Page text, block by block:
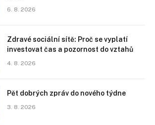
6. 8. 2026
Zdravé sociální sítě: Proč se vyplatí
investovat čas a pozornost do vztahů
4. 8. 2026
Pět dobrých zpráv do nového týdne
3. 8. 2026